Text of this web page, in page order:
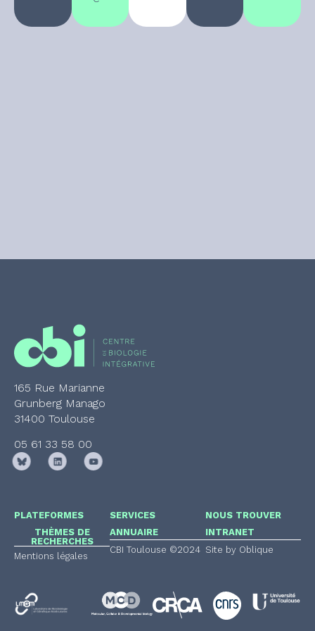
165 Rue Marianne
Grunberg Manago
31400 Toulouse
05 61 33 58 00
PLATEFORMES
THÈMES DE
RECHERCHES
Mentions légales
SERVICES
ANNUAIRE
CBI Toulouse ©2024
NOUS TROUVER
INTRANET
Site by Oblique